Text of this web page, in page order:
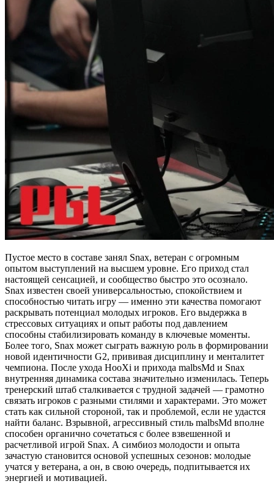
Пустое место в составе занял Snax, ветеран с огромным
опытом выступлений на высшем уровне. Его приход стал
настоящей сенсацией, и сообщество быстро это осознало.
Snax известен своей универсальностью, спокойствием и
способностью читать игру — именно эти качества помогают
раскрывать потенциал молодых игроков. Его выдержка в
стрессовых ситуациях и опыт работы под давлением
способны стабилизировать команду в ключевые моменты.
Более того, Snax может сыграть важную роль в формировании
новой идентичности G2, прививая дисциплину и менталитет
чемпиона. После ухода HooXi и прихода malbsMd и Snax
внутренняя динамика состава значительно изменилась. Теперь
тренерский штаб сталкивается с трудной задачей — грамотно
связать игроков с разными стилями и характерами. Это может
стать как сильной стороной, так и проблемой, если не удастся
найти баланс. Взрывной, агрессивный стиль malbsMd вполне
способен органично сочетаться с более взвешенной и
расчетливой игрой Snax. А симбиоз молодости и опыта
зачастую становится основой успешных сезонов: молодые
учатся у ветерана, а он, в свою очередь, подпитывается их
энергией и мотивацией.